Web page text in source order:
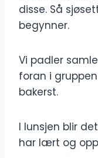
disse. Så
begynner.
Vi padler
foran i
bakerst.
I lunsjen blir
har lært og